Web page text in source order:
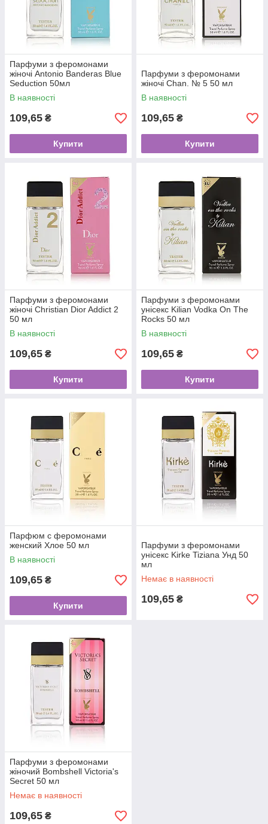
Парфуми з феромонами
жіночі Antonio Banderas Blue
Seduction 50мл
В наявності
109,65 ₴
Купити
Парфуми з феромонами
жіночі Chan. № 5 50 мл
В наявності
109,65 ₴
Купити
Парфуми з феромонами
жіночі Christian Dior Addict 2
50 мл
В наявності
109,65 ₴
Купити
Парфуми з феромонами
унісекс Kilian Vodka On The
Rocks 50 мл
В наявності
109,65 ₴
Купити
Парфюм с феромонами
женский Хлое 50 мл
В наявності
109,65 ₴
Купити
Парфуми з феромонами
унісекс Kirke Tiziana Унд 50
мл
Немає в наявності
109,65 ₴
Парфуми з феромонами
жіночий Bombshell Victoria's
Secret 50 мл
Немає в наявності
109,65 ₴